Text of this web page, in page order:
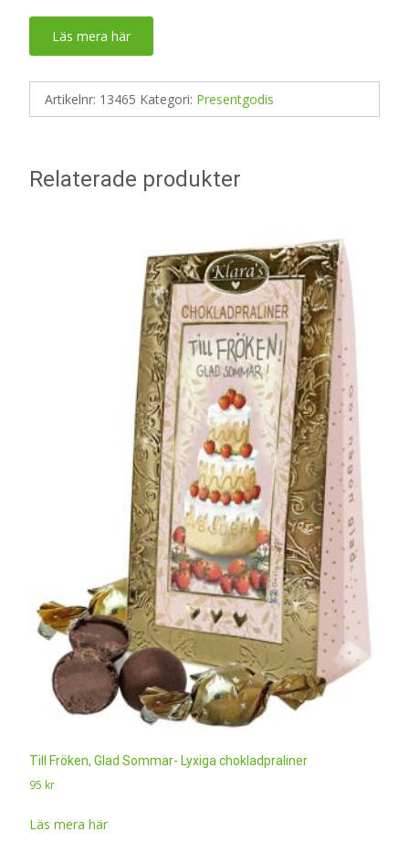
Läs mera här
Artikelnr: 13465 Kategori: Presentgodis
Relaterade produkter
Till Fröken, Glad Sommar- Lyxiga chokladpraliner
95 kr
Läs mera här